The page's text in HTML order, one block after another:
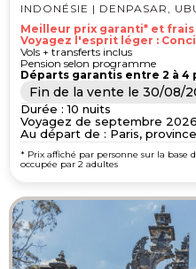
INDONÉSIE | DENPASAR,
Meilleur prix garanti* et
Voyagez l'esprit léger :
Vols + transferts inclus
Pension selon programme
Départs garantis entre 2 à
Fin de la vente le 30/08/
Durée : 10 nuits
Voyagez de septembre
Au départ de : Paris, province
* Prix affiché par personne sur la base
occupée par 2 adultes